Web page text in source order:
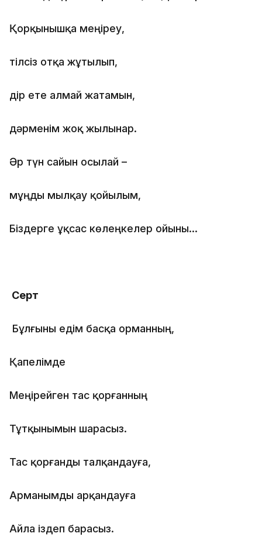
Қорқынышқа меңіреу,
тілсіз отқа жұтылып,
дір ете алмай жатамын,
дәрменім жоқ жылынар.
Әр түн сайын осылай –
мұңды мылқау қойылым,
Біздерге ұқсас көлеңкелер ойыны…
Серт
Бұлғыны едім басқа орманның,
Қапелімде
Меңірейген тас қорғанның
Тұтқынымын шарасыз.
Тас қорғанды талқандауға,
Арманымды арқандауға
Айла іздеп барасыз.